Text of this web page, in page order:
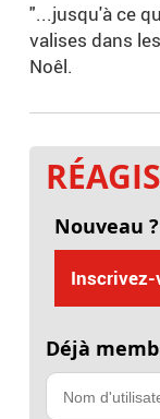
"...jusqu'à ce
valises dans
Noêl.
Nouveau ?
Inscrivez-
Déjà